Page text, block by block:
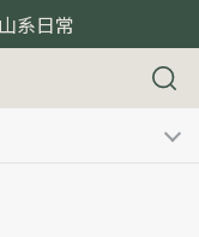
系日常